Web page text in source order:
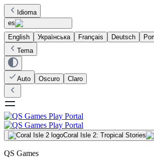
Idioma
es
English
Українська Français Deutsch
Tema
Auto Oscuro Claro
Coral Isle 2: Tropical Stories
QS Games